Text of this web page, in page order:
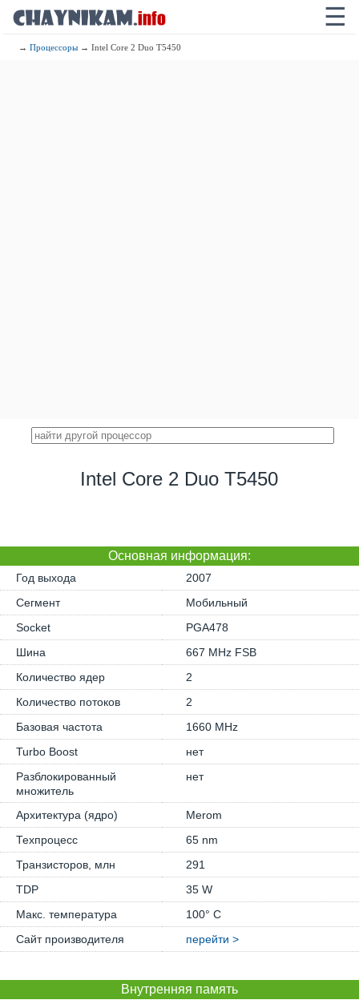
☰
→Процессоры → Intel Core 2 Duo T5450
Intel Core 2 Duo T5450
Основная информация:
Год выхода
2007
Сегмент
Мобильный
Socket
PGA478
Шина
667 MHz FSB
Количество ядер
2
Количество потоков
2
Базовая частота
1660 MHz
Turbo Boost
нет
Разблокированный
множитель
нет
Архитектура (ядро)
Merom
Техпроцесс
65 nm
Транзисторов, млн
291
TDP
35 W
Макс. температура
100° C
Сайт производителя
перейти >
Внутренняя память